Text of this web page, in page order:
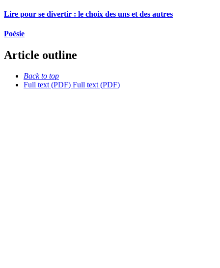
Lire pour se divertir : le choix des uns et des autres
Poésie
Article outline
Back to top
Full text (PDF) Full text (PDF)